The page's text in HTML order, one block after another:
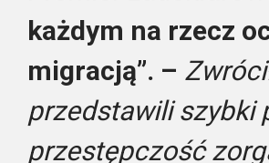
każdym na rzecz
migracją”. –
przedstawili szybki
przestępczość